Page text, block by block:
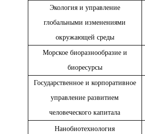
Экология и управление
глобальными изменениями
окружающей среды
Морское биоразнообразие и
биоресурсы
Государственное и корпоративное
управление развитием
человеческого капитала
Нанобиотехнология